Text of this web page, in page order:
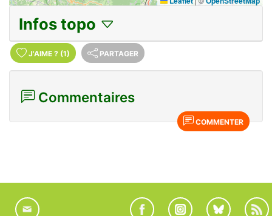
Infos topo
J'AIME ? (1) PARTAGER
Commentaires
COMMENTER